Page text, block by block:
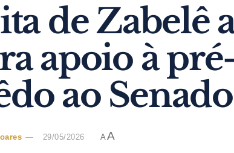
de Zabelê
apoio à
ao Senado
29/05/2026 AA